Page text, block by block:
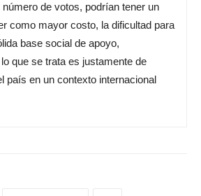
de votos, podrían tener un
como mayor costo, la dificultad para
base social de apoyo,
que se trata es justamente de
país en un contexto internacional